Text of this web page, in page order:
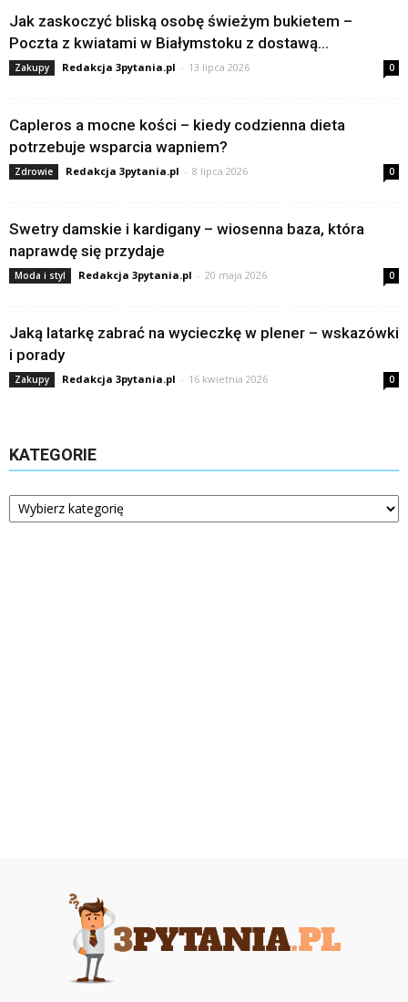
Jak zaskoczyć bliską osobę świeżym bukietem –
Poczta z kwiatami w Białymstoku z dostawą...
Zakupy Redakcja 3pytania.pl - 13 lipca 2026 0
Capleros a mocne kości – kiedy codzienna dieta
potrzebuje wsparcia wapniem?
Zdrowie Redakcja 3pytania.pl - 8 lipca 2026 0
Swetry damskie i kardigany – wiosenna baza, która
naprawdę się przydaje
Moda i styl Redakcja 3pytania.pl - 20 maja 2026 0
Jaką latarkę zabrać na wycieczkę w plener – wskazówki
i porady
Zakupy Redakcja 3pytania.pl - 16 kwietnia 2026 0
KATEGORIE
Kategorie